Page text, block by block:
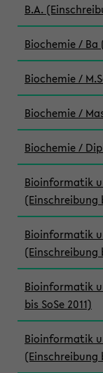
B.A.
Biochemie / Ba
Biochemie /
Biochemie /
Biochemie /
Bioinformatik
(Einschreibung
Bioinformatik
(Einschreibung
Bioinformatik
bis SoSe 2011)
Bioinformatik
(Einschreibung